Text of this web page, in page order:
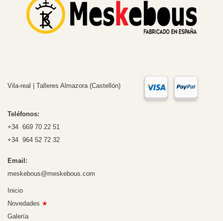
Vila-real | Talleres Almazora (Castellón)
Teléfonos:
+34 669 70 22 51
+34 964 52 72 32
Email:
meskebous@meskebous.com
Inicio
Novedades ★
Galería